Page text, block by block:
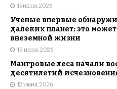
15 июня, 2026
Ученые впервые
далеких планет: это
внеземной жизни
13 июня, 2026
Мангровые леса начали
десятилетий
12 июня, 2026